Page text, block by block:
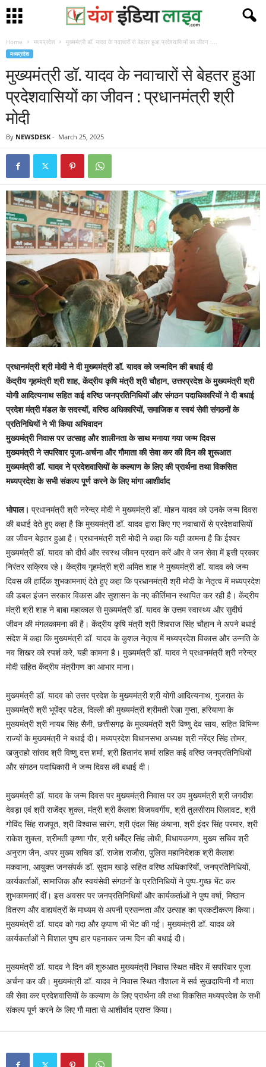
Home मध्यप्रदेश मुख्यमंत्री डॉ. यादव के नवाचारों से बेहतर हुआ प्रदेशवासियों का जीवन :...
मध्यप्रदेश
मुख्यमंत्री डॉ. यादव के नवाचारों से बेहतर हुआ
प्रदेशवासियों का जीवन : प्रधानमंत्री श्री
मोदी
By NEWSDESK - March 25, 2025
प्रधानमंत्री श्री मोदी ने दी मुख्यमंत्री डॉ. यादव को जन्मदिन की बधाई दी
केंद्रीय गृहमंत्री श्री शाह, केंद्रीय कृषि मंत्री श्री चौहान, उत्तरप्रदेश के मुख्यमंत्री श्री
योगी आदित्यनाथ सहित कई वरिष्ठ जनप्रतिनिधियों और संगठन पदाधिकारियों ने दी बधाई
प्रदेश मंत्री मंडल के सदस्यों, वरिष्ठ अधिकारियों, समाजिक व स्वयं सेवी संगठनों के
प्रतिनिधियों ने भी किया अभिवादन
मुख्यमंत्री निवास पर उत्साह और शालीनता के साथ मनाया गया जन्म दिवस
मुख्यमंत्री ने सपरिवार पूजा-अर्चना और गौमाता की सेवा कर की दिन की शुरूआत
मुख्यमंत्री डॉ. यादव ने प्रदेशवासियों के कल्याण के लिए की प्रार्थना तथा विकसित
मध्यप्रदेश के सभी संकल्प पूर्ण करने के लिए मांगा आशीर्वाद
भोपाल। प्रधानमंत्री श्री नरेन्द्र मोदी ने मुख्यमंत्री डॉ. मोहन यादव को उनके जन्म दिवस
की बधाई देते हुए कहा है कि मुख्यमंत्री डॉ. यादव द्वारा किए गए नवाचारों से प्रदेशवासियों
का जीवन बेहतर हुआ है। प्रधानमंत्री श्री मोदी ने कहा कि यही कामना है कि ईश्वर
मुख्यमंत्री डॉ. यादव को दीर्घ और स्वस्थ जीवन प्रदान करें और वे जन सेवा में इसी प्रकार
निरंतर सक्रिय रहे। केंद्रीय गृहमंत्री श्री अमित शाह ने मुख्यमंत्री डॉ. यादव को जन्म
दिवस की हार्दिक शुभकामनाएं देते हुए कहा कि प्रधानमंत्री श्री मोदी के नेतृत्व में मध्यप्रदेश
की डबल इंजन सरकार विकास और सुशासन के नए कीर्तिमान स्थापित कर रही है। केंद्रीय
मंत्री श्री शाह ने बाबा महाकाल से मुख्यमंत्री डॉ. यादव के उत्तम स्वास्थ्य और सुदीर्घ
जीवन की मंगलकामना की है। केंद्रीय कृषि मंत्री श्री शिवराज सिंह चौहान ने अपने बधाई
संदेश में कहा कि मुख्यमंत्री डॉ. यादव के कुशल नेतृत्व में मध्यप्रदेश विकास और उन्नति के
नव शिखर को स्पर्श करे, यही कामना है। मुख्यमंत्री डॉ. यादव ने प्रधानमंत्री श्री नरेन्द्र
मोदी सहित केंद्रीय मंत्रीगण का आभार माना।
मुख्यमंत्री डॉ. यादव को उत्तर प्रदेश के मुख्यमंत्री श्री योगी आदित्यनाथ, गुजरात के
मुख्यमंत्री श्री भूपेंद्र पटेल, दिल्ली की मुख्यमंत्री श्रीमती रेखा गुप्ता, हरियाणा के
मुख्यमंत्री श्री नायब सिंह सैनी, छत्तीसगढ़ के मुख्यमंत्री श्री विष्णु देव साय, सहित विभिन्न
राज्यों के मुख्यमंत्री ने बधाई दी। मध्यप्रदेश विधानसभा अध्यक्ष श्री नरेंद्र सिंह तोमर,
खजुराहो सांसद श्री विष्णु दत्त शर्मा, श्री हितानंद शर्मा सहित कई वरिष्ठ जनप्रतिनिधियों
और संगठन पदाधिकारी ने जन्म दिवस की बधाई दी।
मुख्यमंत्री डॉ. यादव के जन्म दिवस पर मुख्यमंत्री निवास पर उप मुख्यमंत्री श्री जगदीश
देवड़ा एवं श्री राजेंद्र शुक्ल, मंत्री श्री कैलाश विजयवर्गीय, श्री तुलसीराम सिलावट, श्री
गोविंद सिंह राजपूत, श्री विश्वास सारंग, श्री एंदल सिंह कंषाना, श्री इंदर सिंह परमार, श्री
राकेश शुक्ला, श्रीमती कृष्णा गौर, श्री धर्मेंद्र सिंह लोधी, विधायकगण, मुख्य सचिव श्री
अनुराग जैन, अपर मुख्य सचिव डॉ. राजेश राजौरा, पुलिस महानिदेशक श्री कैलाश
मकवाना, आयुक्त जनसंपर्क डॉ. सुदाम खाड़े सहित वरिष्ठ अधिकारियों, जनप्रतिनिधियों,
कार्यकर्ताओं, सामाजिक और स्वयंसेवी संगठनों के प्रतिनिधियों ने पुष्प-गुच्छ भेंट कर
शुभकामनाएं दीं। इस अवसर पर जनप्रतिनिधियों और कार्यकर्ताओं ने पुष्प वर्षा, मिष्ठान
वितरण और वाद्ययंत्रों के माध्यम से अपनी प्रसन्नता और उत्साह का प्रकटीकरण किया।
मुख्यमंत्री डॉ. यादव को गदा और कृपाण भी भेंट की गई। मुख्यमंत्री डॉ. यादव को
कार्यकर्ताओं ने विशाल पुष्प हार पहनाकर जन्म दिन की बधाई दी।
मुख्यमंत्री डॉ. यादव ने दिन की शुरुआत मुख्यमंत्री निवास स्थित मंदिर में सपरिवार पूजा
अर्चना कर की। मुख्यमंत्री डॉ. यादव ने निवास स्थित गौशाला में सर्व सुखदायिनी गौ माता
की सेवा कर प्रदेशवासियों के कल्याण के लिए प्रार्थना की तथा विकसित मध्यप्रदेश के सभी
संकल्प पूर्ण करने के लिए गौ माता से आशीर्वाद प्राप्त किया।